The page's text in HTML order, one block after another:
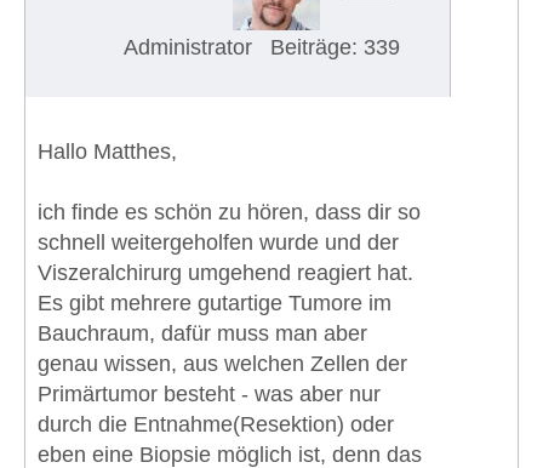
Administrator Beiträge: 339
Hallo Matthes,
ich finde es schön zu hören, dass dir so
schnell weitergeholfen wurde und der
Viszeralchirurg umgehend reagiert hat.
Es gibt mehrere gutartige Tumore im
Bauchraum, dafür muss man aber
genau wissen, aus welchen Zellen der
Primärtumor besteht - was aber nur
durch die Entnahme(Resektion) oder
eben eine Biopsie möglich ist, denn das